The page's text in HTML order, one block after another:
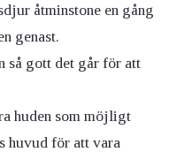
åtminstone en gång
genast.
så gott det går för att
huden som möjligt
huvud för att vara